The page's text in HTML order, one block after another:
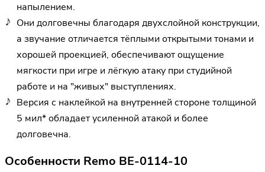
напылением.
Они долговечны благодаря двухслойной конструкции,
а звучание отличается тёплыми открытыми тонами и
хорошей проекцией, обеспечивают ощущение
мягкости при игре и лёгкую атаку при студийной
работе и на "живых" выступлениях.
Версия с наклейкой на внутренней стороне толщиной
5 мил* обладает усиленной атакой и более
долговечна.
Особенности Remo BE-0114-10